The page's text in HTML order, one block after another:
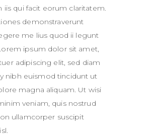
iis qui facit eorum claritatem.
demonstraverunt
me lius quod ii legunt
ipsum dolor sit amet,
adipiscing elit, sed diam
nibh euismod tincidunt ut
magna aliquam. Ut wisi
veniam, quis nostrud
ullamcorper suscipit